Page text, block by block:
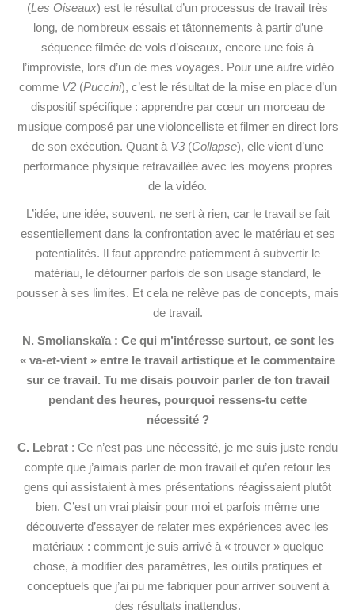
(Les Oiseaux) est le résultat d’un processus de travail très
long, de nombreux essais et tâtonnements à partir d’une
séquence filmée de vols d’oiseaux, encore une fois à
l’improviste, lors d’un de mes voyages. Pour une autre vidéo
comme V2(Puccini), c’est le résultat de la mise en place d’un
dispositif spécifique : apprendre par cœur un morceau de
musique composé par une violoncelliste et filmer en direct lors
de son exécution. Quant à V3 (Collapse), elle vient d’une
performance physique retravaillée avec les moyens propres
de la vidéo.
L’idée, une idée, souvent, ne sert à rien, car le travail se fait
essentiellement dans la confrontation avec le matériau et ses
potentialités. Il faut apprendre patiemment à subvertir le
matériau, le détourner parfois de son usage standard, le
pousser à ses limites. Et cela ne relève pas de concepts, mais
de travail.
N. Smolianskaïa : Ce qui m’intéresse surtout, ce sont les
« va-et-vient » entre le travail artistique et le commentaire
sur ce travail. Tu me disais pouvoir parler de ton travail
pendant des heures, pourquoi ressens-tu cette
nécessité ?
C. Lebrat : Ce n’est pas une nécessité, je me suis juste rendu
compte que j’aimais parler de mon travail et qu’en retour les
gens qui assistaient à mes présentations réagissaient plutôt
bien. C’est un vrai plaisir pour moi et parfois même une
découverte d’essayer de relater mes expériences avec les
matériaux : comment je suis arrivé à « trouver » quelque
chose, à modifier des paramètres, les outils pratiques et
conceptuels que j’ai pu me fabriquer pour arriver souvent à
des résultats inattendus.